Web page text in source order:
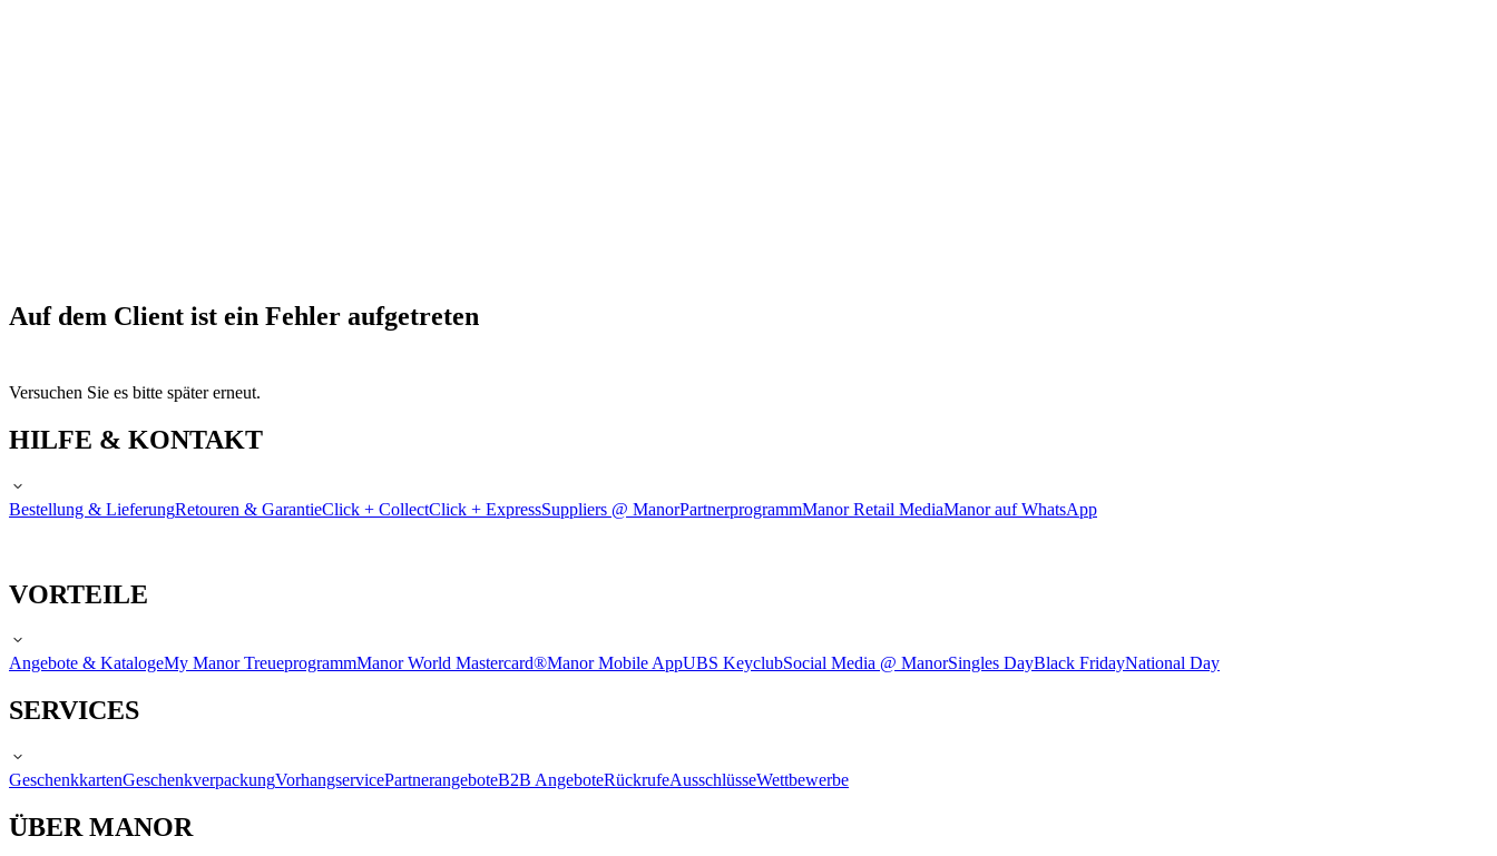
Auf dem Client ist ein Fehler aufgetreten
Versuchen Sie es bitte später erneut.
HILFE & KONTAKT
Bestellung & LieferungRetouren & GarantieClick + CollectClick + ExpressSuppliers @ ManorPartnerprogrammManor Retail MediaManor auf WhatsApp
VORTEILE
Angebote & KatalogeMy Manor TreueprogrammManor World Mastercard®Manor Mobile AppUBS KeyclubSocial Media @ ManorSingles DayBlack FridayNational Day
SERVICES
GeschenkkartenGeschenkverpackungVorhangservicePartnerangeboteB2B AngeboteRückrufeAusschlüsseWettbewerbe
ÜBER MANOR